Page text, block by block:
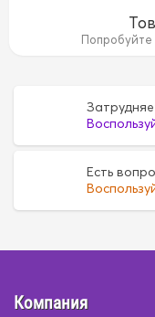
15B15B
4D55
Попробуйте
Есть
Компания